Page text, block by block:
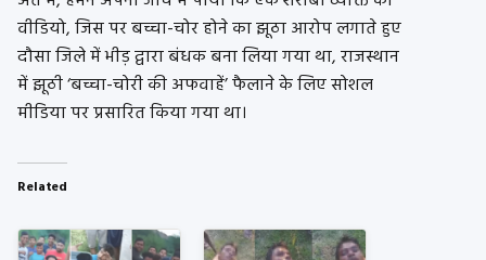
वीडियो, जिस पर बच्चा-चोर होने का झूठा आरोप लगाते हुए
दौसा जिले में भीड़ द्वारा बंधक बना लिया गया था, राजस्थान
में झूठी ‘बच्चा-चोरी की अफवाहें’ फैलाने के लिए सोशल
मीडिया पर प्रसारित किया गया था।
Related